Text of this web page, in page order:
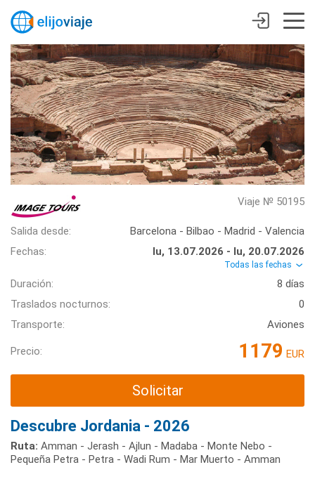
Viaje № 50195
Salida desde:
Barcelona - Bilbao - Madrid - Valencia
Fechas:
lu, 13.07.2026 - lu, 20.07.2026
Todas las fechas
Duración:
8 días
Traslados nocturnos:
0
Transporte:
Aviones
Precio: 1179 EUR
Solicitar
Descubre Jordania - 2026
Ruta: Amman - Jerash - Ajlun - Madaba - Monte Nebo -
Pequeña Petra - Petra - Wadi Rum - Mar Muerto - Amman